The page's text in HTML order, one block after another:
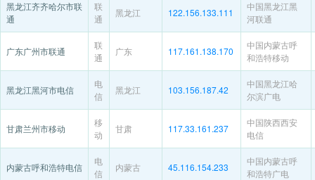
黑龙江齐齐哈尔市联
通
联
通
黑龙江 122.156.133.111
中国黑龙江黑
河联通
广东广州市联通
联
通
广东 117.161.138.170
中国内蒙古呼
和浩特移动
黑龙江黑河市电信
电
信
黑龙江 103.156.187.42
中国黑龙江哈
尔滨广电
甘肃兰州市移动
移
动
甘肃 117.33.161.237
中国陕西西安
电信
内蒙古呼和浩特电信
电
信
内蒙古 45.116.154.233
中国内蒙古呼
和浩特广电